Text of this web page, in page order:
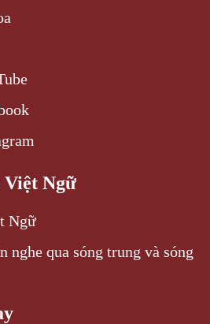
Ngữ
Ngữ
nghe qua sóng trung và sóng